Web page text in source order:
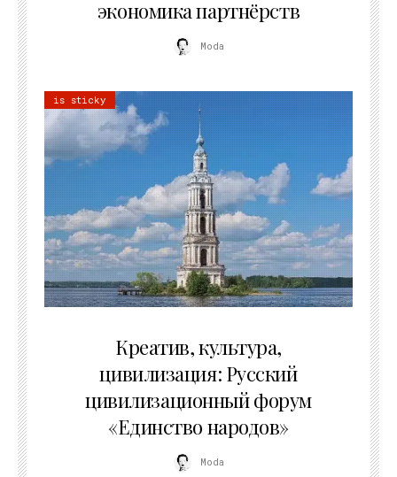
экономика партнёрств
Moda
is sticky
Креатив, культура,
цивилизация: Русский
цивилизационный форум
«Единство народов»
Moda